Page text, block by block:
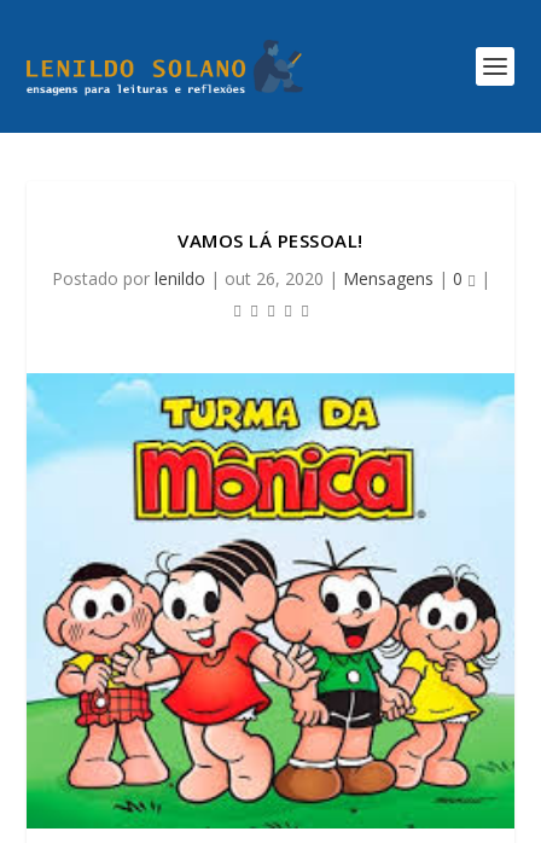
VAMOS LÁ PESSOAL!
Postado por lenildo | out 26, 2020 | Mensagens | 0 |